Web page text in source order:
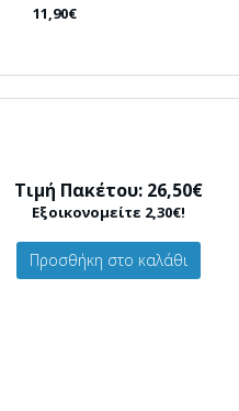
11,90€
Τιμή Πακέτου: 26,50€
Εξοικονομείτε 2,30€!
Προσθήκη στο καλάθι